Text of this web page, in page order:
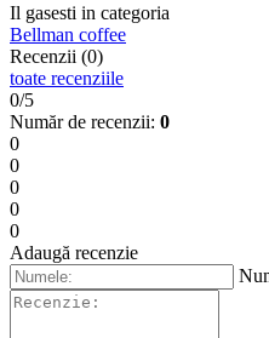
Il gasesti in categoria
Bellman coffee
Recenzii (0)
toate recenziile
0/5
Număr de recenzii: 0
0
0
0
0
0
Adaugă recenzie